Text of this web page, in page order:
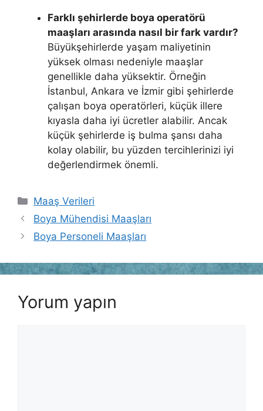
Farklı şehirlerde boya operatörü
maaşları arasında nasıl bir fark vardır?
Büyükşehirlerde yaşam maliyetinin
yüksek olması nedeniyle maaşlar
genellikle daha yüksektir. Örneğin
İstanbul, Ankara ve İzmir gibi şehirlerde
çalışan boya operatörleri, küçük illere
kıyasla daha iyi ücretler alabilir. Ancak
küçük şehirlerde iş bulma şansı daha
kolay olabilir, bu yüzden tercihlerinizi iyi
değerlendirmek önemli.
Kategoriler
Maaş Verileri
Boya Mühendisi Maaşları
Boya Personeli Maaşları
Yorum yapın